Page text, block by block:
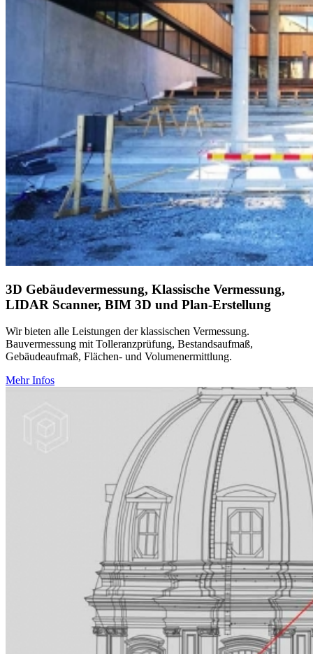
3D Gebäudevermessung, Klassische Vermessung,
LIDAR Scanner, BIM 3D und Plan-Erstellung
Wir bieten alle Leistungen der klassischen Vermessung.
Bauvermessung mit Tolleranzprüfung, Bestandsaufmaß,
Gebäudeaufmaß, Flächen- und Volumenermittlung.
Mehr Infos